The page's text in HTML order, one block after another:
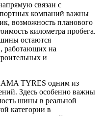
связан с
компаний важны
возможность планового
километра пробега.
остаются
работающих на
и
TYRES одним из
Здесь особенно важны
шины в реальной
категории в